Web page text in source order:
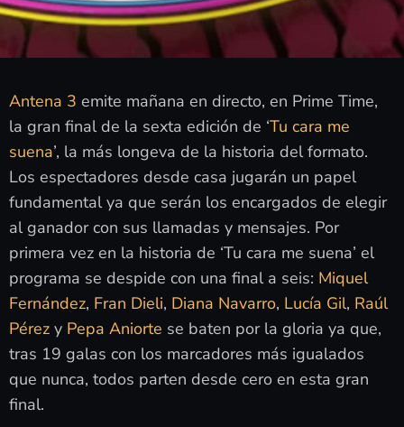
Antena 3 emite mañana en directo, en Prime Time,
la gran final de la sexta edición de ‘Tu cara me
suena’, la más longeva de la historia del formato.
Los espectadores desde casa jugarán un papel
fundamental ya que serán los encargados de elegir
al ganador con sus llamadas y mensajes. Por
primera vez en la historia de ‘Tu cara me suena’ el
programa se despide con una final a seis: Miquel
Fernández, Fran Dieli, Diana Navarro, Lucía Gil, Raúl
Pérez y Pepa Aniorte se baten por la gloria ya que,
tras 19 galas con los marcadores más igualados
que nunca, todos parten desde cero en esta gran
final.